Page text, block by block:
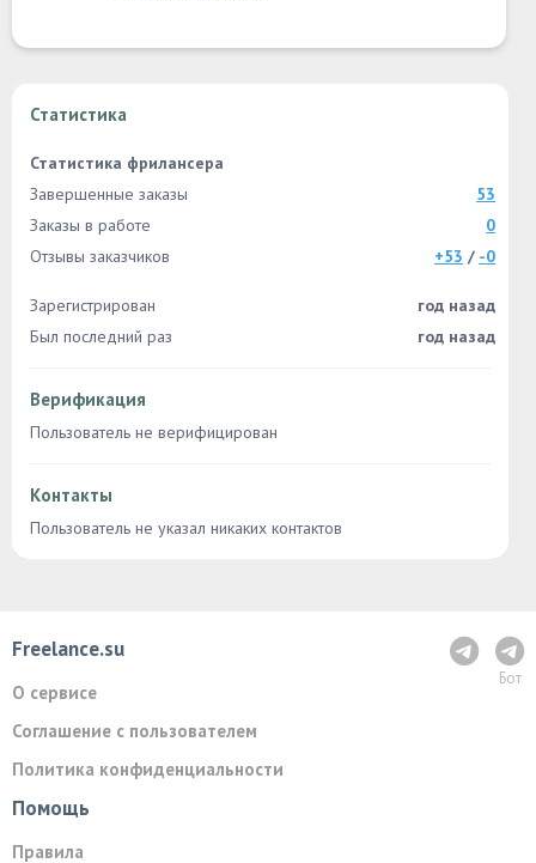
Статистика
Статистика фрилансера
Завершенные заказы
53
Заказы в работе
0
Отзывы заказчиков
+53 / -0
Зарегистрирован
год назад
Был последний раз
год назад
Верификация
Пользователь не верифицирован
Контакты
Пользователь не указал никаких контактов
Бот
Freelance.su
О сервисе
Соглашение с пользователем
Политика конфиденциальности
Помощь
Правила